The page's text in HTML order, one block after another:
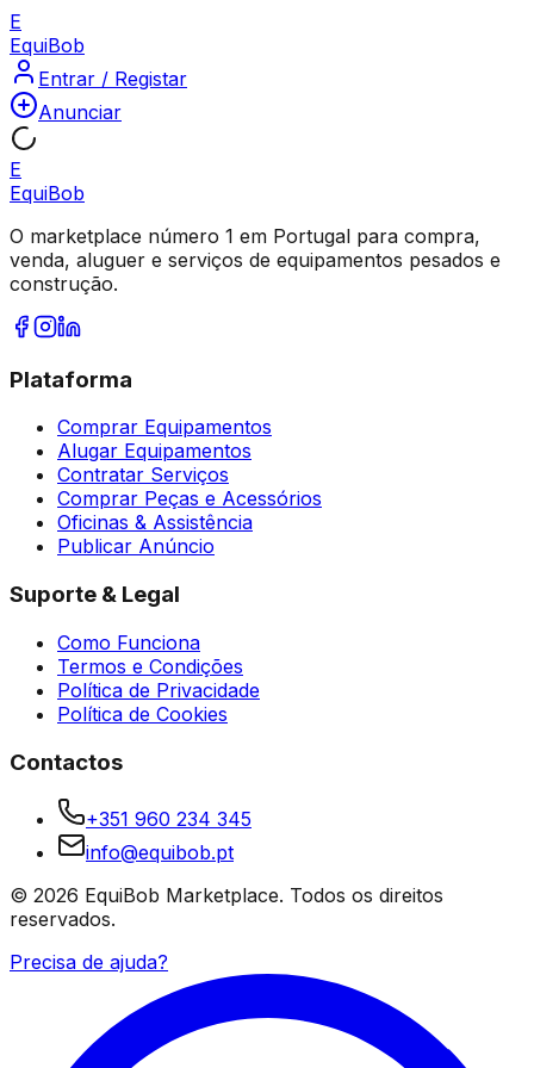
E
EquiBob
Entrar / Registar
Anunciar
E
EquiBob
O marketplace número 1 em Portugal para compra,
venda, aluguer e serviços de equipamentos pesados e
construção.
Plataforma
Comprar Equipamentos
Alugar Equipamentos
Contratar Serviços
Comprar Peças e Acessórios
Oficinas & Assistência
Publicar Anúncio
Suporte & Legal
Como Funciona
Termos e Condições
Política de Privacidade
Política de Cookies
Contactos
+351 960 234 345
info@equibob.pt
© 2026 EquiBob Marketplace. Todos os direitos
reservados.
Precisa de ajuda?